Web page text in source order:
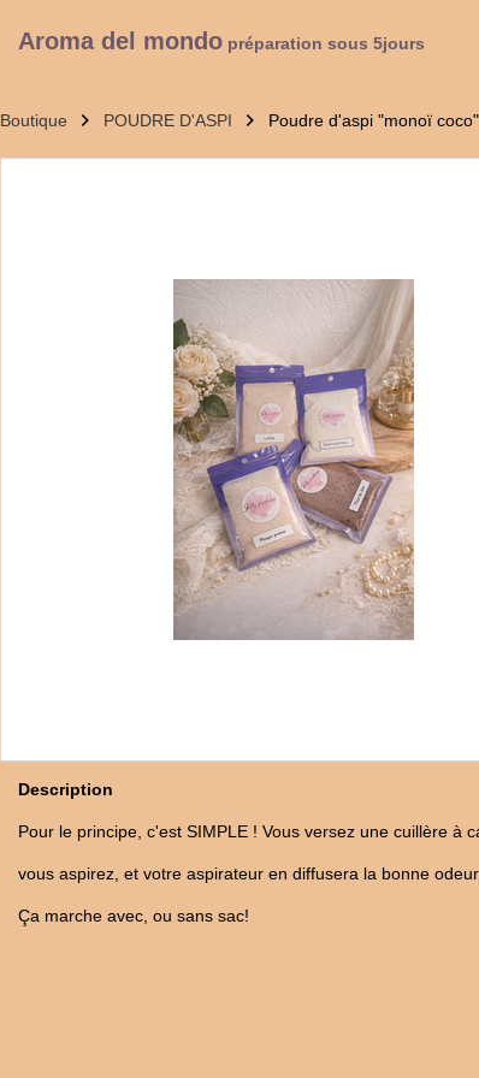
Aroma del mondo préparation sous 5jours
Boutique POUDRE D'ASPI Poudre d'aspi "monoï coco"
Description
Pour le principe, c'est SIMPLE ! Vous versez une cuillère à
vous aspirez, et votre aspirateur en diffusera la bonne
Ça marche avec, ou sans sac!